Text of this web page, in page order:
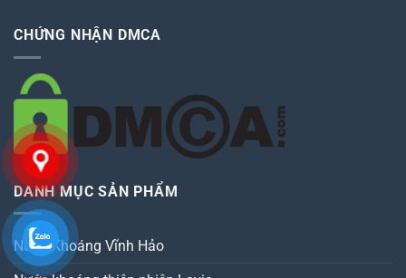
CHỨNG NHẬN DMCA
DANH MỤC SẢN PHẨM
Nước Khoáng Vĩnh Hảo